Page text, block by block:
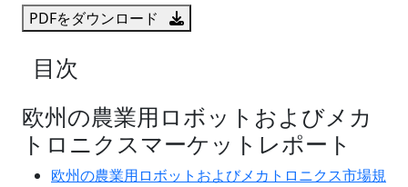
PDFをダウンロード
目次
欧州の農業用ロボットおよびメカ
トロニクスマーケットレポート
欧州の農業用ロボットおよびメカトロニクス市場規